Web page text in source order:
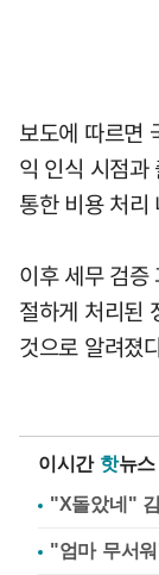
보도에 따르면
익 인식 시점과
통한 비용 처리
이후 세무 검증
절하게 처리된
것으로 알려졌
이시간 핫뉴스
"X돌았네"
"엄마 무서